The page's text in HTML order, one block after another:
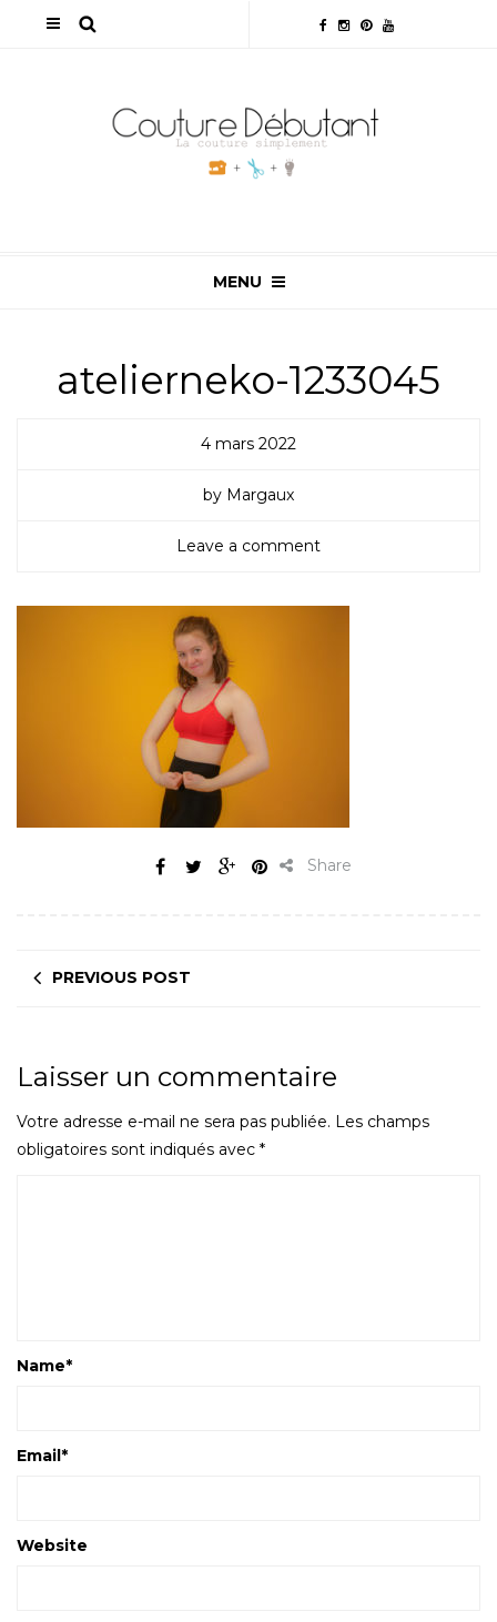
MENU
atelierneko-1233045
4 mars 2022
by Margaux
Leave a comment
Share
PREVIOUS POST
Laisser un commentaire
Votre adresse e-mail ne sera pas publiée. Les champs
obligatoires sont indiqués avec *
Name*
Email*
Website